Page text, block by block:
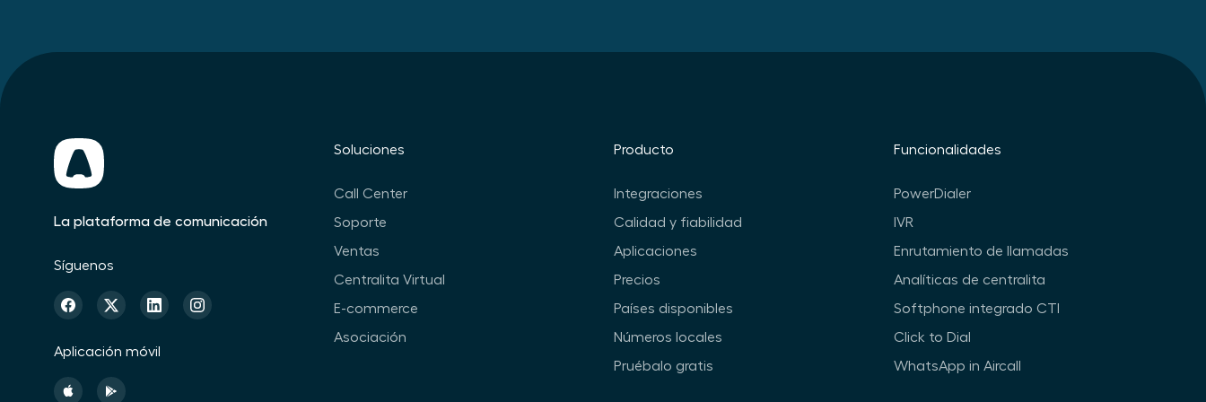
La plataforma de comunicación
Síguenos
Aplicación móvil
Soluciones
Call Center
Soporte
Ventas
Centralita Virtual
E-commerce
Asociación
Producto
Integraciones
Calidad y fiabilidad
Aplicaciones
Precios
Países disponibles
Números locales
Pruébalo gratis
Funcionalidades
PowerDialer
IVR
Enrutamiento de llamadas
Analíticas de centralita
Softphone integrado CTI
Click to Dial
WhatsApp in Aircall